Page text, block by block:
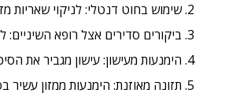
שימוש בחוט דנטלי: לניקוי שאריות
ביקורים סדירים אצל רופא השיניים:
הימנעות מעישון: עישון מגביר את
תזונה מאוזנת: הימנעות ממזון עשיר